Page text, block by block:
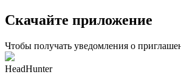
Скачайте приложение
Чтобы получать уведомления о
HeadHunter